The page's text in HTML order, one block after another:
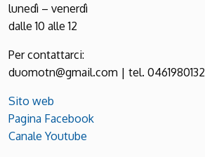
lunedì – venerdì
dalle 10 alle 12
Per contattarci:
duomotn@gmail.com | tel. 0461980132
Sito web
Pagina Facebook
Canale Youtube